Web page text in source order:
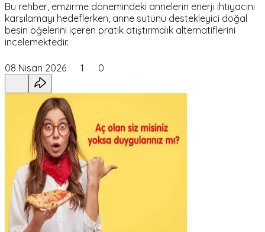
Bu rehber, emzirme dönemindeki annelerin enerji ihtiyacını
karşılamayı hedeflerken, anne sütünü destekleyici doğal
besin öğelerini içeren pratik atıştırmalık alternatiflerini
incelemektedir.
08 Nisan 2026 1 0